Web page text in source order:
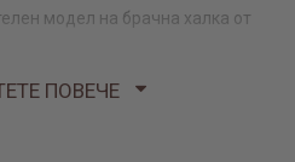
модел на брачна халка от
ПОВЕЧЕ